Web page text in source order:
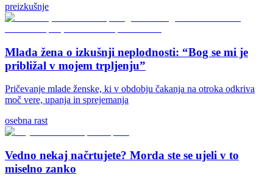
preizkušnje
Mlada žena o izkušnji neplodnosti: “Bog se mi je
približal v mojem trpljenju”
Pričevanje mlade ženske, ki v obdobju čakanja na otroka odkriva
moč vere, upanja in sprejemanja
osebna rast
Vedno nekaj načrtujete? Morda ste se ujeli v to
miselno zanko